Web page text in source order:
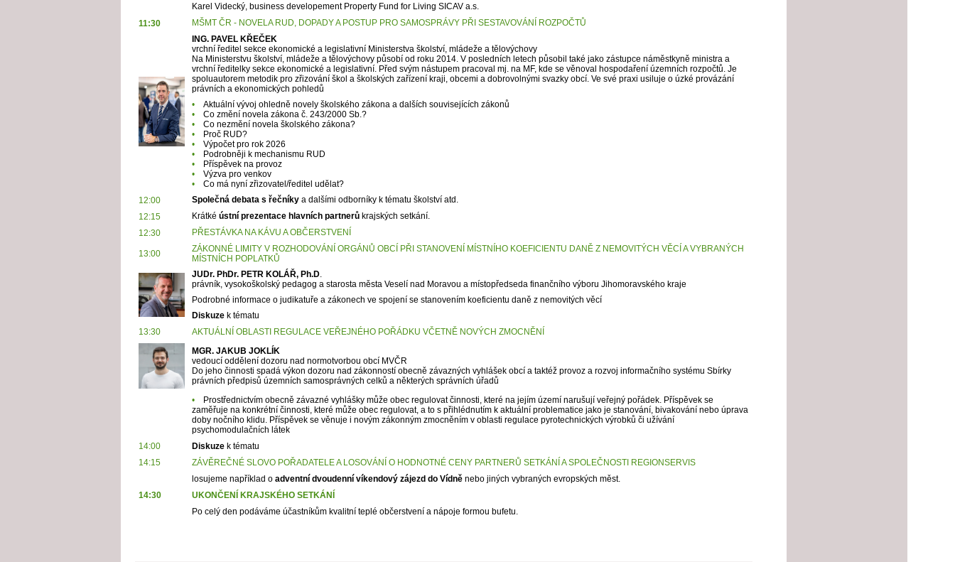
Karel Videcký, business developement Property Fund for Living SICAV a.s.
11:30
MŠMT ČR - NOVELA RUD, DOPADY A POSTUP PRO SAMOSPRÁVY PŘI SESTAVOVÁNÍ ROZPOČTŮ
ING. PAVEL KŘEČEK
vrchní ředitel sekce ekonomické a legislativní Ministerstva školství, mládeže a tělovýchovy
Na Ministerstvu školství, mládeže a tělovýchovy působí od roku 2014. V posledních letech působil také jako zástupce náměstkyně ministra a
vrchní ředitelky sekce ekonomické a legislativní. Před svým nástupem pracoval mj. na MF, kde se věnoval hospodaření územních rozpočtů. Je
spoluautorem metodik pro zřizování škol a školských zařízení kraji, obcemi a dobrovolnými svazky obcí. Ve své praxi usiluje o úzké provázání
právních a ekonomických pohledů
•
Aktuální vývoj ohledně novely školského zákona a dalších souvisejících zákonů
•
Co změní novela zákona č. 243/2000 Sb.?
•
Co nezmění novela školského zákona?
•
Proč RUD?
•
Výpočet pro rok 2026
•
Podrobněji k mechanismu RUD
•
Příspěvek na provoz
•
Výzva pro venkov
•
Co má nyní zřizovatel/ředitel udělat?
12:00
Společná debata s řečníkya dalšími odborníky k tématu školství atd.
12:15
Krátké ústní prezentace hlavních partnerůkrajských setkání.
12:30
PŘESTÁVKA NA KÁVU A OBČERSTVENÍ
13:00
ZÁKONNÉ LIMITY V ROZHODOVÁNÍ ORGÁNŮ OBCÍ PŘI STANOVENÍ MÍSTNÍHO KOEFICIENTU DANĚ Z NEMOVITÝCH VĚCÍ A VYBRANÝCH
MÍSTNÍCH POPLATKŮ
JUDr. PhDr. PETR KOLÁŘ, Ph.D.
právník, vysokoškolský pedagog a starosta města Veselí nad Moravou a místopředseda finančního výboru Jihomoravského kraje
Podrobné informace o judikatuře a zákonech ve spojení se stanovením koeficientu daně z nemovitých věcí
Diskuzek tématu
13:30
AKTUÁLNÍ OBLASTI REGULACE VEŘEJNÉHO POŘÁDKU VČETNĚ NOVÝCH ZMOCNĚNÍ
MGR. JAKUB JOKLÍK
vedoucí oddělení dozoru nad normotvorbou obcí MVČR
Do jeho činnosti spadá výkon dozoru nad zákonností obecně závazných vyhlášek obcí a taktéž provoz a rozvoj informačního systému Sbírky
právních předpisů územních samosprávných celků a některých správních úřadů
•
Prostřednictvím obecně závazné vyhlášky může obec regulovat činnosti, které na jejím území narušují veřejný pořádek. Příspěvek se
zaměřuje na konkrétní činnosti, které může obec regulovat, a to s přihlédnutím k aktuální problematice jako je stanování, bivakování nebo úprava
doby nočního klidu. Příspěvek se věnuje i novým zákonným zmocněním v oblasti regulace pyrotechnických výrobků či užívání
psychomodulačních látek
14:00
Diskuzek tématu
14:15
ZÁVĚREČNÉ SLOVO POŘADATELE A LOSOVÁNÍ O HODNOTNÉ CENY PARTNERŮ SETKÁNÍ A SPOLEČNOSTI REGIONSERVIS
losujeme například o adventní dvoudenní víkendový zájezd do Vídněnebo jiných vybraných evropských měst.
14:30
UKONČENÍ KRAJSKÉHO SETKÁNÍ
Po celý den podáváme účastníkům kvalitní teplé občerstvení a nápoje formou bufetu.